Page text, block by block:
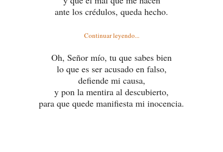
ante los crédulos, queda hecho.
Continuar leyendo...
Oh, Señor mío, tu que sabes bien
lo que es ser acusado en falso,
defiende mi causa,
y pon la mentira al descubierto,
para que quede manifiesta mi inocencia.